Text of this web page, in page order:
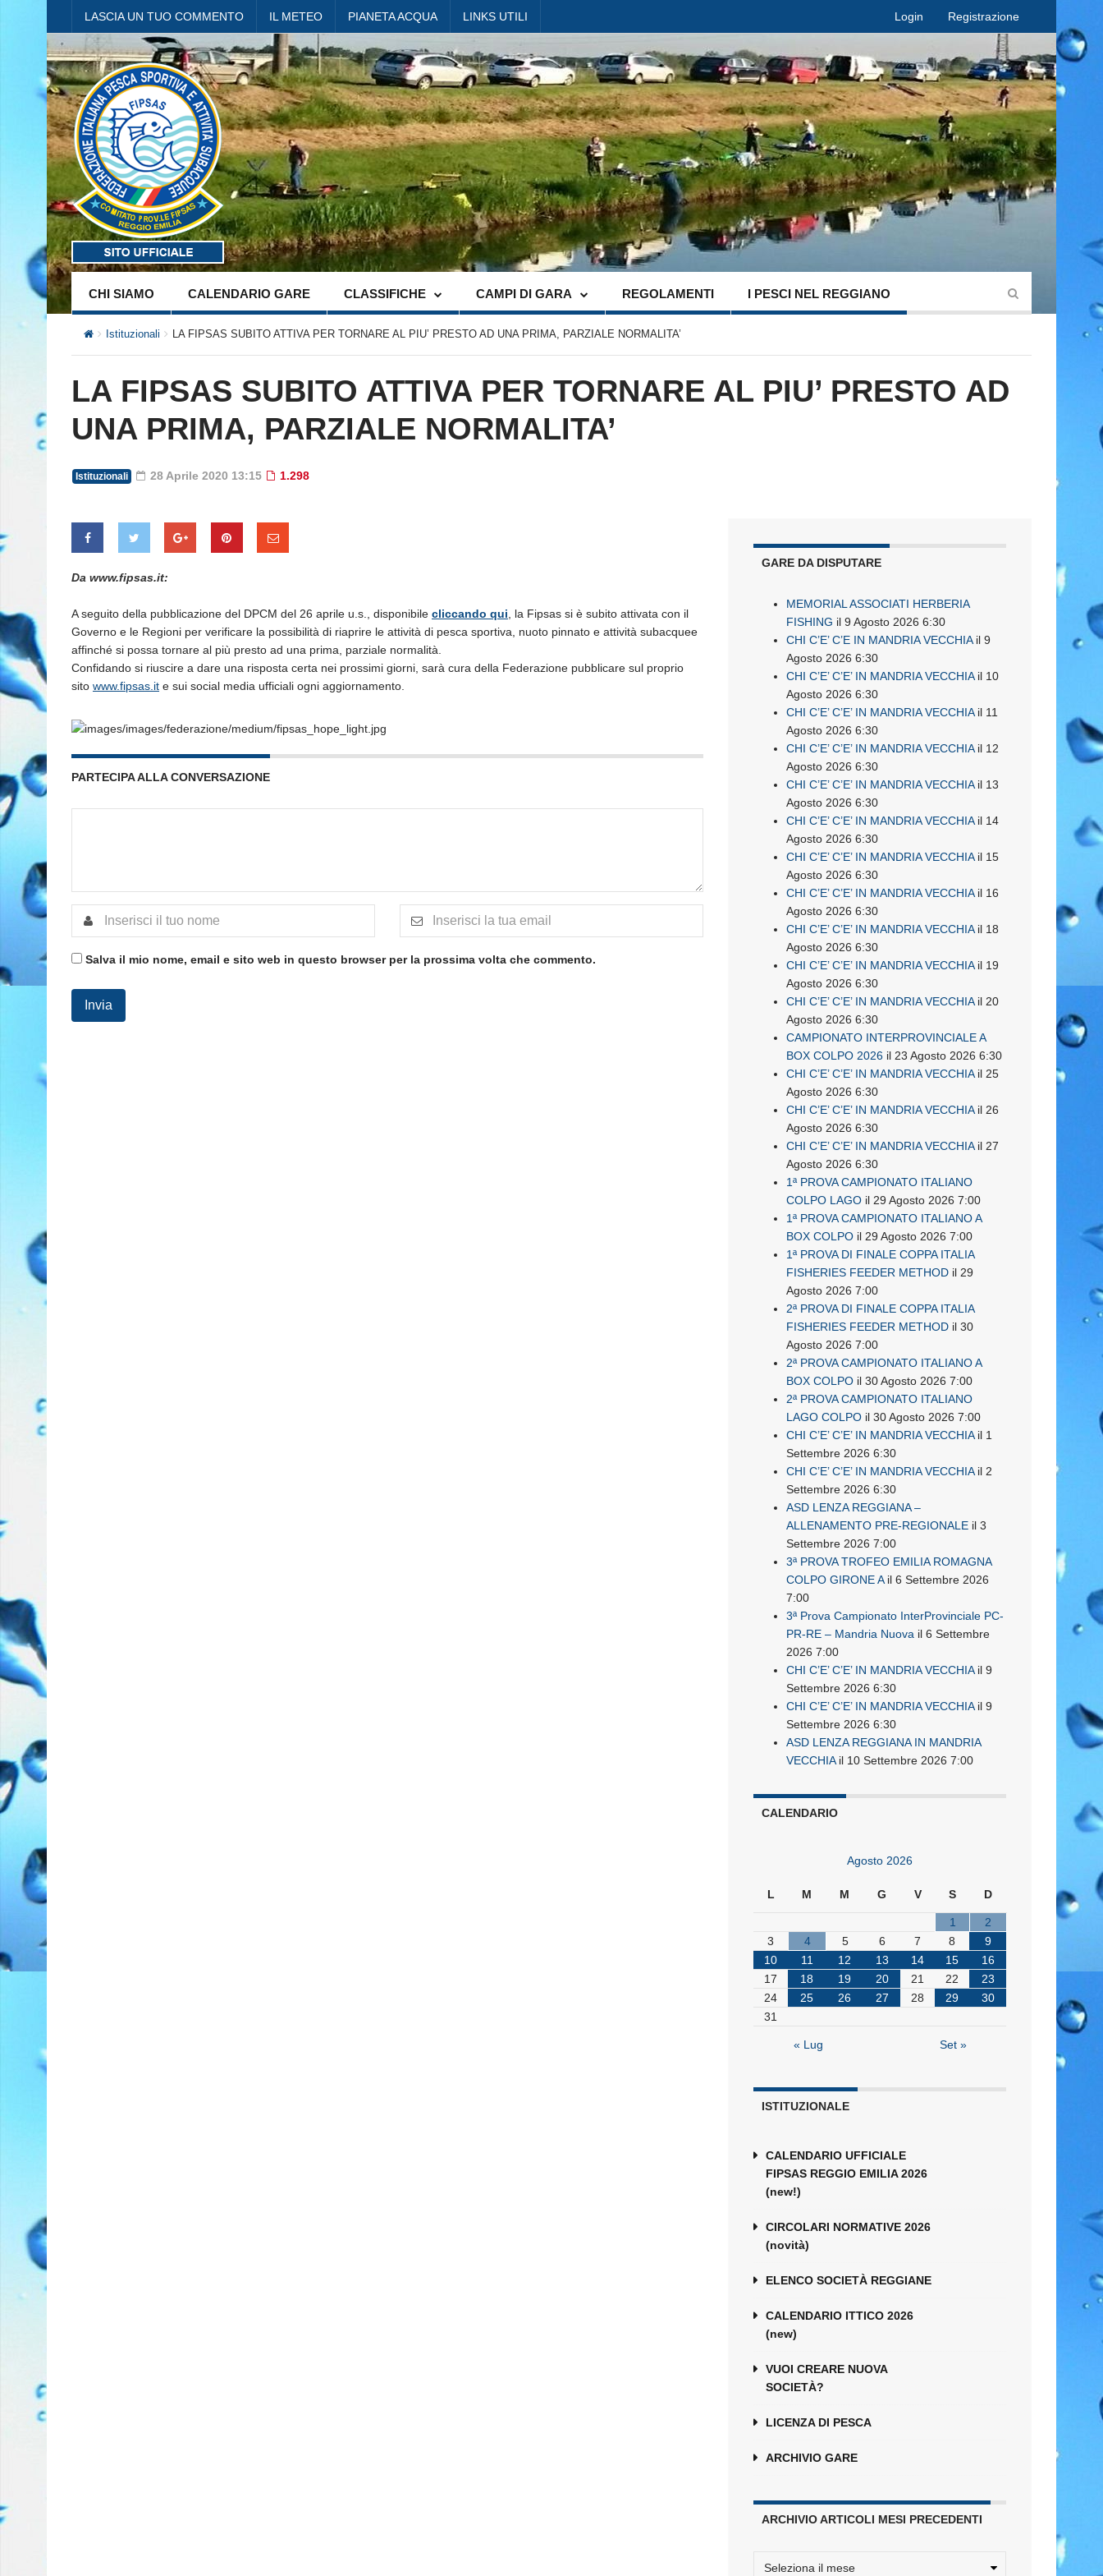
LASCIA UN TUO COMMENTO IL METEO PIANETA ACQUA LINKS UTILI Login Registrazione
CHI SIAMO CALENDARIO GARE CLASSIFICHE CAMPI DI GARA REGOLAMENTI I PESCI NEL REGGIANO
Istituzionali LA FIPSAS SUBITO ATTIVA PER TORNARE AL PIU’ PRESTO AD UNA PRIMA, PARZIALE NORMALITA’
LA FIPSAS SUBITO ATTIVA PER TORNARE AL PIU’ PRESTO AD
UNA PRIMA, PARZIALE NORMALITA’
Istituzionali 28 Aprile 2020 13:15 1.298
Da www.fipsas.it:
A seguito della pubblicazione del DPCM del 26 aprile u.s., disponibile cliccando qui, la Fipsas si è subito attivata con il
Governo e le Regioni per verificare la possibilità di riaprire le attività di pesca sportiva, nuoto pinnato e attività subacquee
affinché si possa tornare al più presto ad una prima, parziale normalità.
Confidando si riuscire a dare una risposta certa nei prossimi giorni, sarà cura della Federazione pubblicare sul proprio
sito www.fipsas.it e sui social media ufficiali ogni aggiornamento.
PARTECIPA ALLA CONVERSAZIONE
Salva il mio nome, email e sito web in questo browser per la prossima volta che commento.
GARE DA DISPUTARE
MEMORIAL ASSOCIATI HERBERIA
FISHING il 9 Agosto 2026 6:30
CHI C’E’ C’E IN MANDRIA VECCHIAil 9
Agosto 2026 6:30
CHI C’E’ C’E’ IN MANDRIA VECCHIAil 10
Agosto 2026 6:30
CHI C’E’ C’E’ IN MANDRIA VECCHIAil 11
Agosto 2026 6:30
CHI C’E’ C’E’ IN MANDRIA VECCHIAil 12
Agosto 2026 6:30
CHI C’E’ C’E’ IN MANDRIA VECCHIAil 13
Agosto 2026 6:30
CHI C’E’ C’E’ IN MANDRIA VECCHIAil 14
Agosto 2026 6:30
CHI C’E’ C’E’ IN MANDRIA VECCHIAil 15
Agosto 2026 6:30
CHI C’E’ C’E’ IN MANDRIA VECCHIAil 16
Agosto 2026 6:30
CHI C’E’ C’E’ IN MANDRIA VECCHIAil 18
Agosto 2026 6:30
CHI C’E’ C’E’ IN MANDRIA VECCHIAil 19
Agosto 2026 6:30
CHI C’E’ C’E’ IN MANDRIA VECCHIAil 20
Agosto 2026 6:30
CAMPIONATO INTERPROVINCIALE A
BOX COLPO 2026 il 23 Agosto 2026 6:30
CHI C’E’ C’E’ IN MANDRIA VECCHIAil 25
Agosto 2026 6:30
CHI C’E’ C’E’ IN MANDRIA VECCHIAil 26
Agosto 2026 6:30
CHI C’E’ C’E’ IN MANDRIA VECCHIAil 27
Agosto 2026 6:30
1ª PROVA CAMPIONATO ITALIANO
COLPO LAGO il 29 Agosto 2026 7:00
1ª PROVA CAMPIONATO ITALIANO A
BOX COLPO il 29 Agosto 2026 7:00
1ª PROVA DI FINALE COPPA ITALIA
FISHERIES FEEDER METHOD il 29
Agosto 2026 7:00
2ª PROVA DI FINALE COPPA ITALIA
FISHERIES FEEDER METHOD il 30
Agosto 2026 7:00
2ª PROVA CAMPIONATO ITALIANO A
BOX COLPO il 30 Agosto 2026 7:00
2ª PROVA CAMPIONATO ITALIANO
LAGO COLPO il 30 Agosto 2026 7:00
CHI C’E’ C’E’ IN MANDRIA VECCHIAil 1
Settembre 2026 6:30
CHI C’E’ C’E’ IN MANDRIA VECCHIAil 2
Settembre 2026 6:30
ASD LENZA REGGIANA –
ALLENAMENTO PRE-REGIONALE il 3
Settembre 2026 7:00
3ª PROVA TROFEO EMILIA ROMAGNA
COLPO GIRONE Ail 6 Settembre 2026
7:00
3ª Prova Campionato InterProvinciale PC-
PR-RE – Mandria Nuova il 6 Settembre
2026 7:00
CHI C’E’ C’E’ IN MANDRIA VECCHIAil 9
Settembre 2026 6:30
CHI C’E’ C’E’ IN MANDRIA VECCHIAil 9
Settembre 2026 6:30
ASD LENZA REGGIANA IN MANDRIA
VECCHIAil 10 Settembre 2026 7:00
CALENDARIO
Agosto 2026
L M M G V S D
1
2
3
4 5 6 7 8
9
10
11 12 13 14 15
16
17
18 19 20 21 22
23
24
25 26 27 28 29
30
31
« Lug Set »
ISTITUZIONALE
CALENDARIO UFFICIALE
FIPSAS REGGIO EMILIA 2026
(new!)
CIRCOLARI NORMATIVE 2026
(novità)
ELENCO SOCIETÀ REGGIANE
CALENDARIO ITTICO 2026
(new)
VUOI CREARE NUOVA
SOCIETÀ?
LICENZA DI PESCA
ARCHIVIO GARE
ARCHIVIO ARTICOLI MESI PRECEDENTI